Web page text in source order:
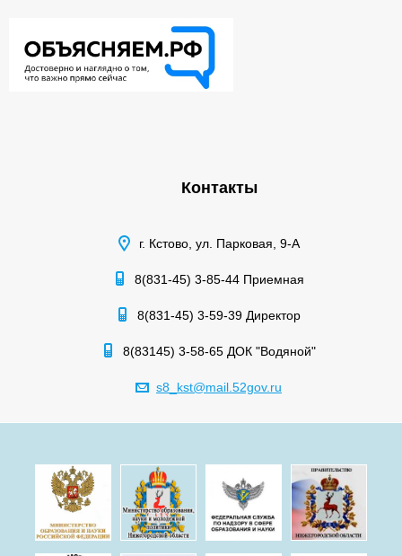
Контакты
г. Кстово, ул. Парковая, 9-А
8(831-45) 3-85-44 Приемная
8(831-45) 3-59-39 Директор
8(83145) 3-58-65 ДОК "Водяной"
s8_kst@mail.52gov.ru